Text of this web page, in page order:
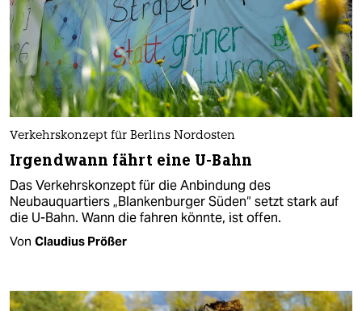
Verkehrskonzept für Berlins Nordosten
Irgendwann fährt eine U-Bahn
Das Verkehrskonzept für die Anbindung des
Neubauquartiers „Blankenburger Süden“ setzt stark auf
die U-Bahn. Wann die fahren könnte, ist offen.
Von Claudius Prößer